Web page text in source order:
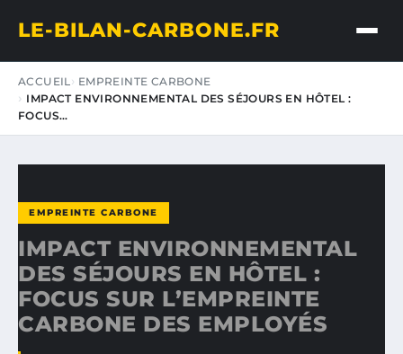
LE-BILAN-CARBONE.FR
ACCUEIL
EMPREINTE CARBONE
IMPACT ENVIRONNEMENTAL DES SÉJOURS EN HÔTEL :
FOCUS…
EMPREINTE CARBONE
IMPACT ENVIRONNEMENTAL
DES SÉJOURS EN HÔTEL :
FOCUS SUR L’EMPREINTE
CARBONE DES EMPLOYÉS